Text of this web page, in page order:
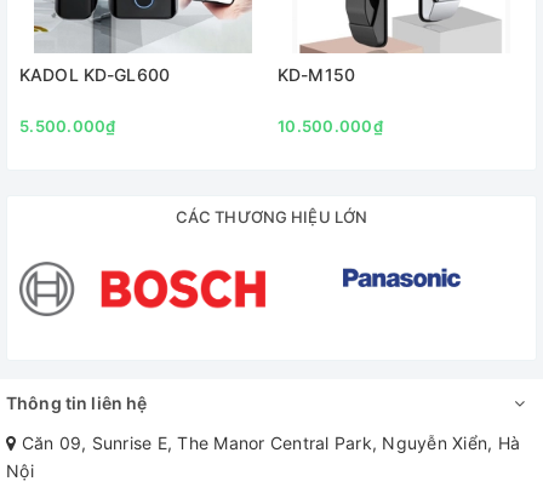
KADOL KD-GL600
5.500.000₫
KD-M150
10.500.000₫
CÁC THƯƠNG HIỆU LỚN
Thông tin liên hệ
Căn 09, Sunrise E, The Manor Central Park, Nguyễn Xiển, Hà
Nội